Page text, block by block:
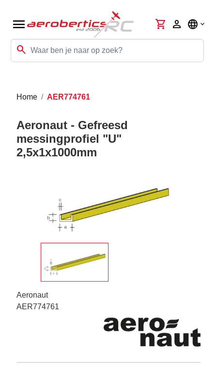
menu
search
shopping_cart person language
Home AER774761
Aeronaut - Gefreesd
messingprofiel "U"
2,5x1x1000mm
Aeronaut
AER774761